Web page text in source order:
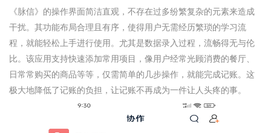
《脉信》的操作界面简洁直观，不存在过多纷繁复杂的元素来造成
干扰。其功能布局合理且有序，使得用户无需经历繁琐的学习流
程，就能轻松上手进行使用。尤其是数据录入过程，流畅得无与伦
比。该应用支持快速添加常用项目，像用户经常光顾消费的餐厅、
日常常购买的商品等等，仅需简单的几步操作，就能完成记账。这
极大地降低了记账的负担，让记账不再成为一件让人头疼的事。